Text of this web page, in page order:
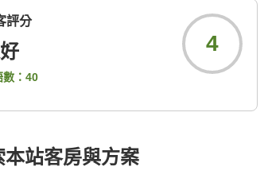
評分
： 40
4
本站客房與方案